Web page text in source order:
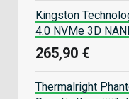
Kingston
4.0 NVMe 3D
265,90 €
Thermalright